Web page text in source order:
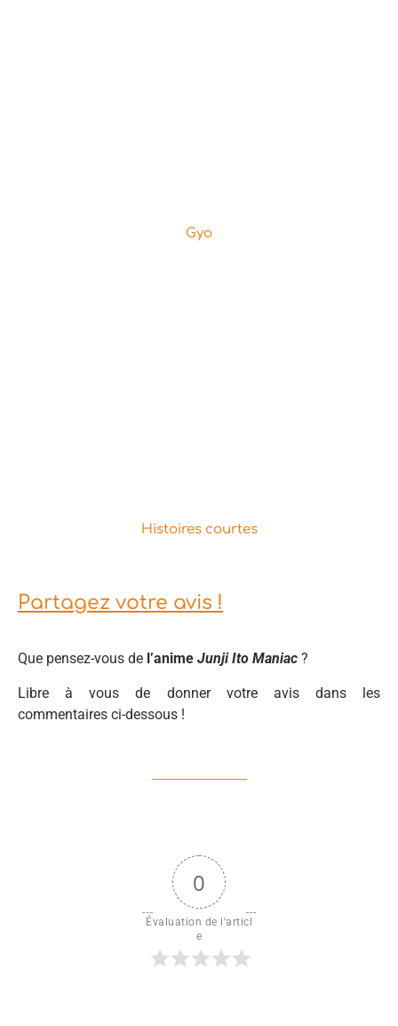
Gyo
Histoires courtes
Partagez votre avis !
Que pensez-vous de l’anime Junji Ito Maniac ?
Libre à vous de donner votre avis dans les
commentaires ci-dessous !
0
Évaluation de l'articl
e